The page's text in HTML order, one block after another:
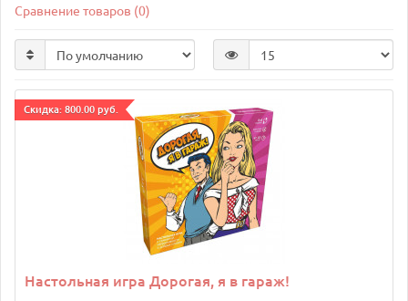
Сравнение товаров (0)
Cкидка: 800.00 руб.
Настольная игра Дорогая, я в гараж!